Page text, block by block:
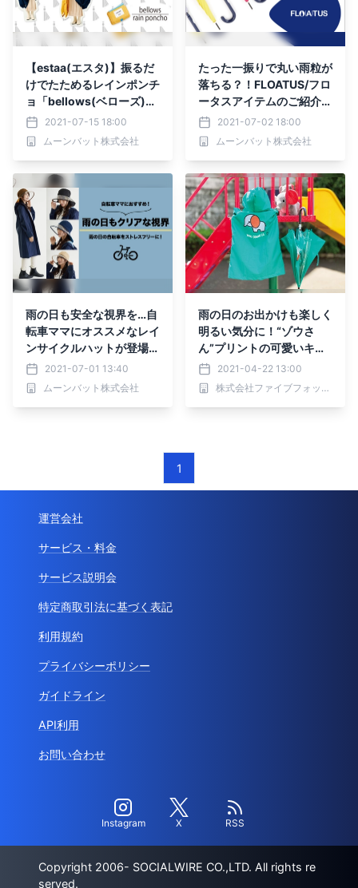
【estaa(エスタ)】振るだ
けでたためるレインポンチ
ョ「bellows(ベローズ)」
梅雨でもストレスフリー-
MOONBAT-
2021-07-15 18:00
ムーンバット株式会社
たった一振りで丸い雨粒が
落ちる？！FLOATUS/フロ
ータスアイテムのご紹介-
MOONBAT-
2021-07-02 18:00
ムーンバット株式会社
雨の日も安全な視界を…自
転車ママにオススメなレイ
ンサイクルハットが登場！
【MOONBAT】
2021-07-01 13:40
ムーンバット株式会社
雨の日のお出かけも楽しく
明るい気分に！“ゾウさ
ん”プリントの可愛いキッ
ズレインアイテムがモノコ
ムサより発売
2021-04-22 13:00
株式会社ファイブフォックス
1
運営会社
サービス・料金
サービス説明会
特定商取引法に基づく表記
利用規約
プライバシーポリシー
ガイドライン
API利用
お問い合わせ
Instagram X RSS
Copyright 2006- SOCIALWIRE CO.,LTD. All rights re
served.